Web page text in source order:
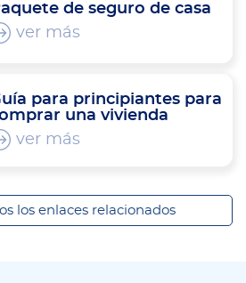
de seguro de casa
ver más
para principiantes para
una vivienda
ver más
los enlaces relacionados